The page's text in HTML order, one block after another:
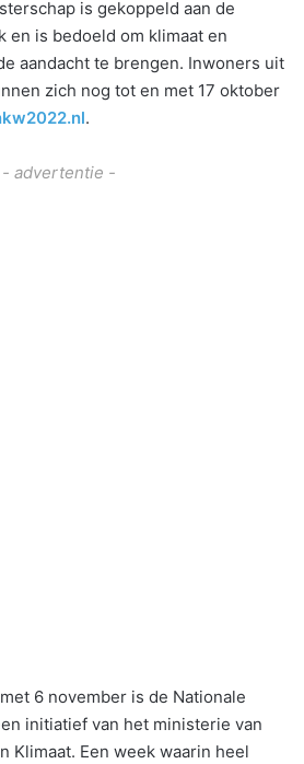
is gekoppeld aan de
en is bedoeld om klimaat en
aandacht te brengen. Inwoners uit
zich nog tot en met 17 oktober
.
- advertentie -
6 november is de Nationale
initiatief van het ministerie van
Klimaat. Een week waarin heel